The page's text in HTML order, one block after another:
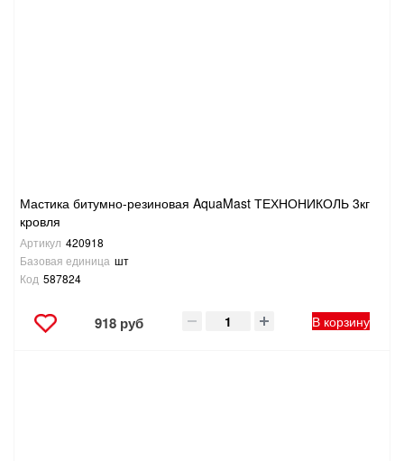
Мастика битумно-резиновая AquaMast ТЕХНОНИКОЛЬ 3кг
кровля
Артикул 420918
Базовая единица шт
Код 587824
918 руб В корзину